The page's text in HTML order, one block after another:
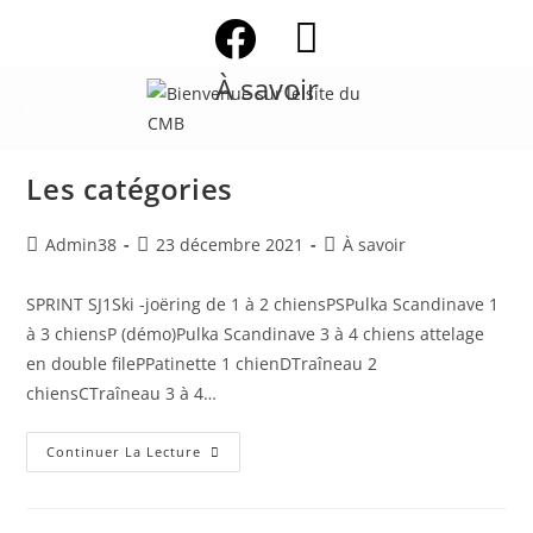
À savoir
Les catégories
Auteur/autrice
la
publication :
Admin38
Publication
23 décembre 2021
PostÀ savoir
SPRINT SJ1Ski -joëring de 1 à 2 chiensPSPulka Scandinave 1
à 3 chiensP (démo)Pulka Scandinave 3 à 4 chiens attelage
en double filePPatinette 1 chienDTraîneau 2
chiensCTraîneau 3 à 4…
Continuer La Lecture Les
Catégories